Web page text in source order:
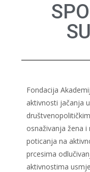
Fondacija
aktivnosti jačanja
osnaživanja žena
poticanja na
prcesima
aktivnostima